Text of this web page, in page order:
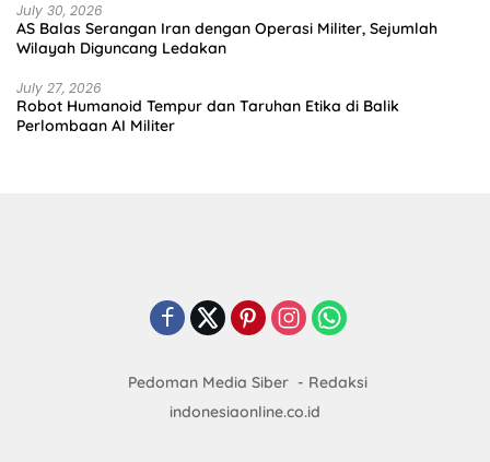
July 30, 2026
AS Balas Serangan Iran dengan Operasi Militer, Sejumlah
Wilayah Diguncang Ledakan
July 27, 2026
Robot Humanoid Tempur dan Taruhan Etika di Balik
Perlombaan AI Militer
Pedoman Media Siber
Redaksi
indonesiaonline.co.id